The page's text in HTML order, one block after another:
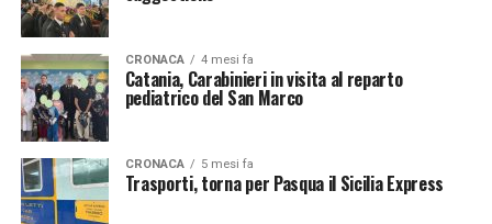
CRONACA 4 mesi fa
Catania, Carabinieri in visita al reparto
pediatrico del San Marco
CRONACA 5 mesi fa
Trasporti, torna per Pasqua il Sicilia Express